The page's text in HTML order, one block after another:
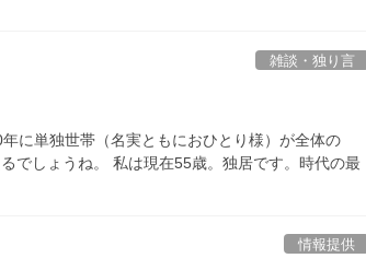
雑談・独り言
に単独世帯（名実ともにおひとり様）が全体の
でしょうね。 私は現在55歳。独居です。時代の最
情報提供